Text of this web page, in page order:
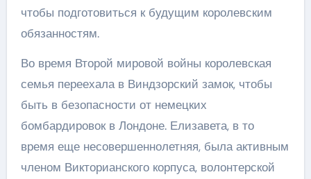
чтобы подготовиться к будущим королевским
обязанностям.
Во время Второй мировой войны королевская
семья переехала в Виндзорский замок, чтобы
быть в безопасности от немецких
бомбардировок в Лондоне. Елизавета, в то
время еще несовершеннолетняя, была активным
членом Викторианского корпуса, волонтерской